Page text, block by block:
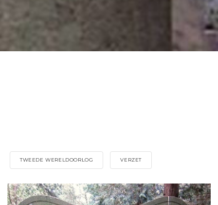
TWEEDE WERELDOORLOG VERZET